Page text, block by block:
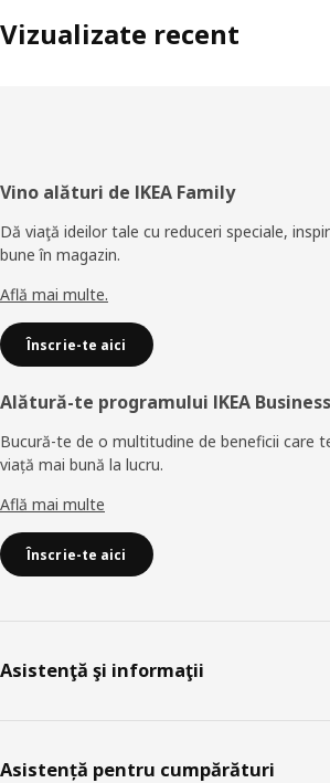
Vizualizate recent
Subsol
Vino alături de IKEA Family
Dă viaţă ideilor tale cu reduceri speciale,
bune în magazin.
Află mai multe.
Înscrie-te aici
Alătură-te programului IKEA
Bucură-te de o multitudine de beneficii care
viață mai bună la lucru.
Află mai multe
Înscrie-te aici
Asistenţă şi informaţii
Asistență pentru cumpărături